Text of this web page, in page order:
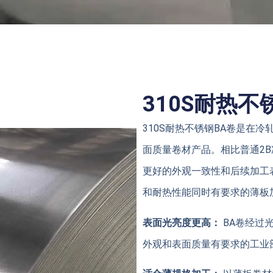
310S耐热不
310S耐热不锈钢BA卷是在冷
面质量卷材产品。相比普通
更好的外观一致性和后续加
和耐热性能同时有要求的薄板
表面光亮度更高： BA卷经过
外观和表面质量有要求的工业